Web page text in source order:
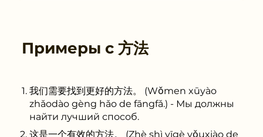
Примеры с 方法
我们需要找到更好的方法。 (Wǒmen xūyào
zhǎodào gèng hǎo de fāngfǎ.) - Мы должны
найти лучший способ.
这是一个有效的方法。 (Zhè shì yīgè yǒuxiào de